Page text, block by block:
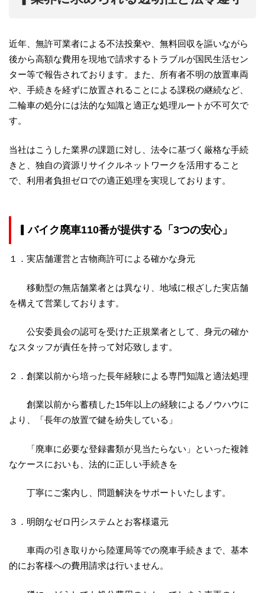
近年、無許可業者による不法投棄や、無料回収を謳いながら
後から高額な費用を現地で請求するトラブルが国民生活セン
ター等で報告されております。また、所有者不明の放置車両
や、手続きを経ずに放置されることによる課税の継続など、
二輪車の処分には法的な知識と適正な処理ルートが不可欠で
す。
当社はこうした業界の課題に対し、法令に基づく厳格な手続
きと、独自の資源リサイクルネットワークを活用すること
で、利用者負担ゼロでの適正処理を実現しております。
▎バイク廃車110番が提供する「3つの安心」
１．実店舗運営と古物商許可による確かな身元
移動型の無店舗業者とは異なり、地域に根ざした実店舗
を構えて営業しております。
公安委員会の認可を受けた正規業者として、身元の確か
なスタッフが責任を持って対応致します。
２．創業以前から培った長年経験による専門知識と適法処理
創業以前から蓄積した15年以上の経験によるノウハウに
より、「長年の放置で鍵を紛失している」
「廃車に必要な登録書類が見当たらない」といった複雑
なケースにおいも、法的に正しい手続きを
丁寧にご案内し、問題解決をサポートいたします。
３．明朗なゼロ円システムとお客様還元
車両の引き取りから陸運局等での廃車手続きまで、基本
的にお客様への費用請求は行いません。